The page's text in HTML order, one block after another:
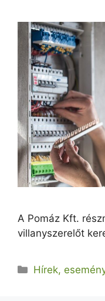
A Pomáz Kft.
villanyszerelőt
Hírek,